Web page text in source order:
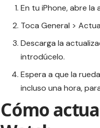
En tu iPhone, abre la
Toca General >
Descarga la
introdúcelo.
Espera a que la
incluso una hora,
Cómo